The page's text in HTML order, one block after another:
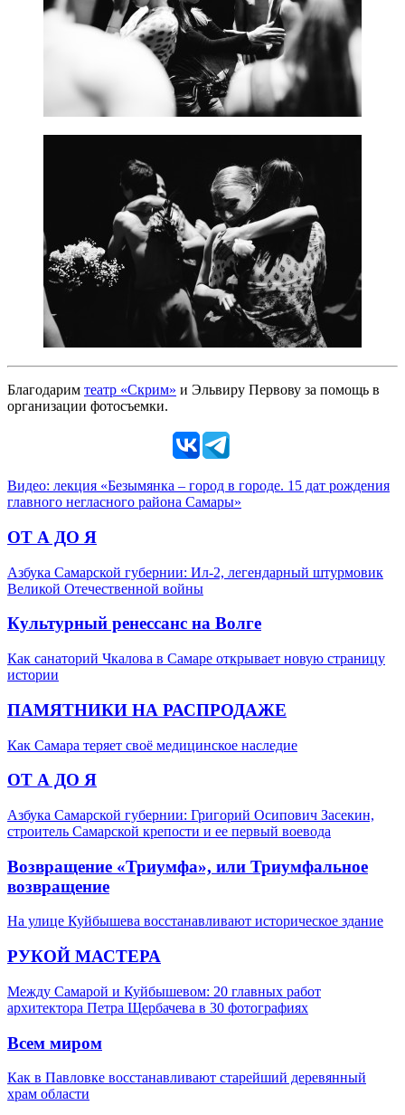
Благодарим театр «Скрим» и Эльвиру Первову за помощь в
организации фотосъемки.
Видео: лекция «Безымянка – город в городе. 15 дат рождения
главного негласного района Самары»
ОТ А ДО Я
Азбука Самарской губернии: Ил-2, легендарный штурмовик
Великой Отечественной войны
Культурный ренессанс на Волге
Как санаторий Чкалова в Самаре открывает новую страницу
истории
ПАМЯТНИКИ НА РАСПРОДАЖЕ
Как Самара теряет своё медицинское наследие
ОТ А ДО Я
Азбука Самарской губернии: Григорий Осипович Засекин,
строитель Самарской крепости и ее первый воевода
Возвращение «Триумфа», или Триумфальное
возвращение
На улице Куйбышева восстанавливают историческое здание
РУКОЙ МАСТЕРА
Между Самарой и Куйбышевом: 20 главных работ
архитектора Петра Щербачева в 30 фотографиях
Всем миром
Как в Павловке восстанавливают старейший деревянный
храм области